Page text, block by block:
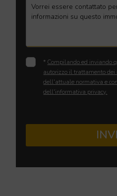
* Compilando ed inviando
autorizzo il trattamento
dell'attuale normativa e
dell'informativa privacy.